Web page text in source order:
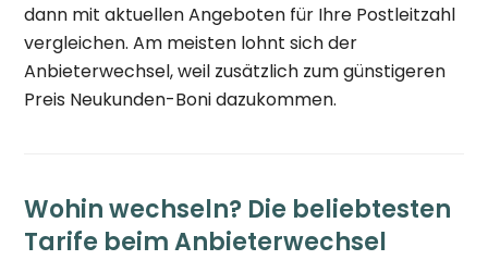
dann mit aktuellen Angeboten für Ihre Postleitzahl
vergleichen. Am meisten lohnt sich der
Anbieterwechsel, weil zusätzlich zum günstigeren
Preis Neukunden-Boni dazukommen.
Wohin wechseln? Die beliebtesten
Tarife beim Anbieterwechsel